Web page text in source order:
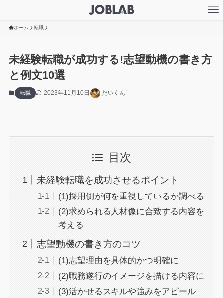
ホーム 転職
未経験転職が成功する!志望動機の書き方
と例文10選
転職 2023年11月10日 だいくん
目次
未経験転職を成功させるポイント
(1)採用側が何を重視しているか調べる
(2)求められる人材像に合致する内容を
考える
志望動機の書き方のコツ
(1)志望理由を具体的かつ明確に
(2)職務遂行のイメージを描ける内容に
(3)活かせるスキルや強みをアピール